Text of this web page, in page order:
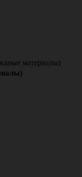
материалы)